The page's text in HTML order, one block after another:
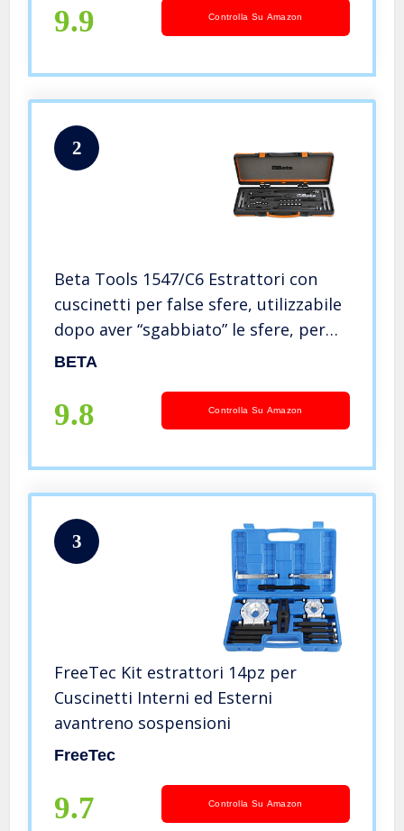
Ingranaggi per Auto Moto
Riparazione
9.9 Controlla Su Amazon
2
Beta Tools 1547/C6 Estrattori con
cuscinetti per false sfere, utilizzabile
dopo aver “sgabbiato” le sfere, per
un’ estrazione rapida e sicura,
BETA
9.8 Controlla Su Amazon
3
FreeTec Kit estrattori 14pz per
Cuscinetti Interni ed Esterni
avantreno sospensioni
FreeTec
9.7 Controlla Su Amazon